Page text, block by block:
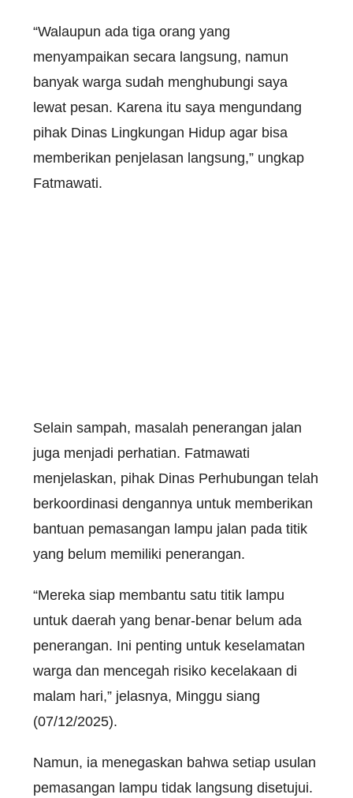
“Walaupun ada tiga orang yang
menyampaikan secara langsung, namun
banyak warga sudah menghubungi saya
lewat pesan. Karena itu saya mengundang
pihak Dinas Lingkungan Hidup agar bisa
memberikan penjelasan langsung,” ungkap
Fatmawati.
Selain sampah, masalah penerangan jalan
juga menjadi perhatian. Fatmawati
menjelaskan, pihak Dinas Perhubungan telah
berkoordinasi dengannya untuk memberikan
bantuan pemasangan lampu jalan pada titik
yang belum memiliki penerangan.
“Mereka siap membantu satu titik lampu
untuk daerah yang benar-benar belum ada
penerangan. Ini penting untuk keselamatan
warga dan mencegah risiko kecelakaan di
malam hari,” jelasnya, Minggu siang
(07/12/2025).
Namun, ia menegaskan bahwa setiap usulan
pemasangan lampu tidak langsung disetujui.